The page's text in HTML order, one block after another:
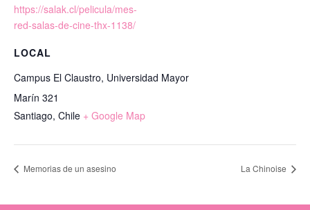
https://salak.cl/pelicula/mes-
red-salas-de-cine-thx-1138/
LOCAL
Campus El Claustro, Universidad Mayor
Marín 321
Santiago, Chile + Google Map
Memorias de un asesino La Chinoise